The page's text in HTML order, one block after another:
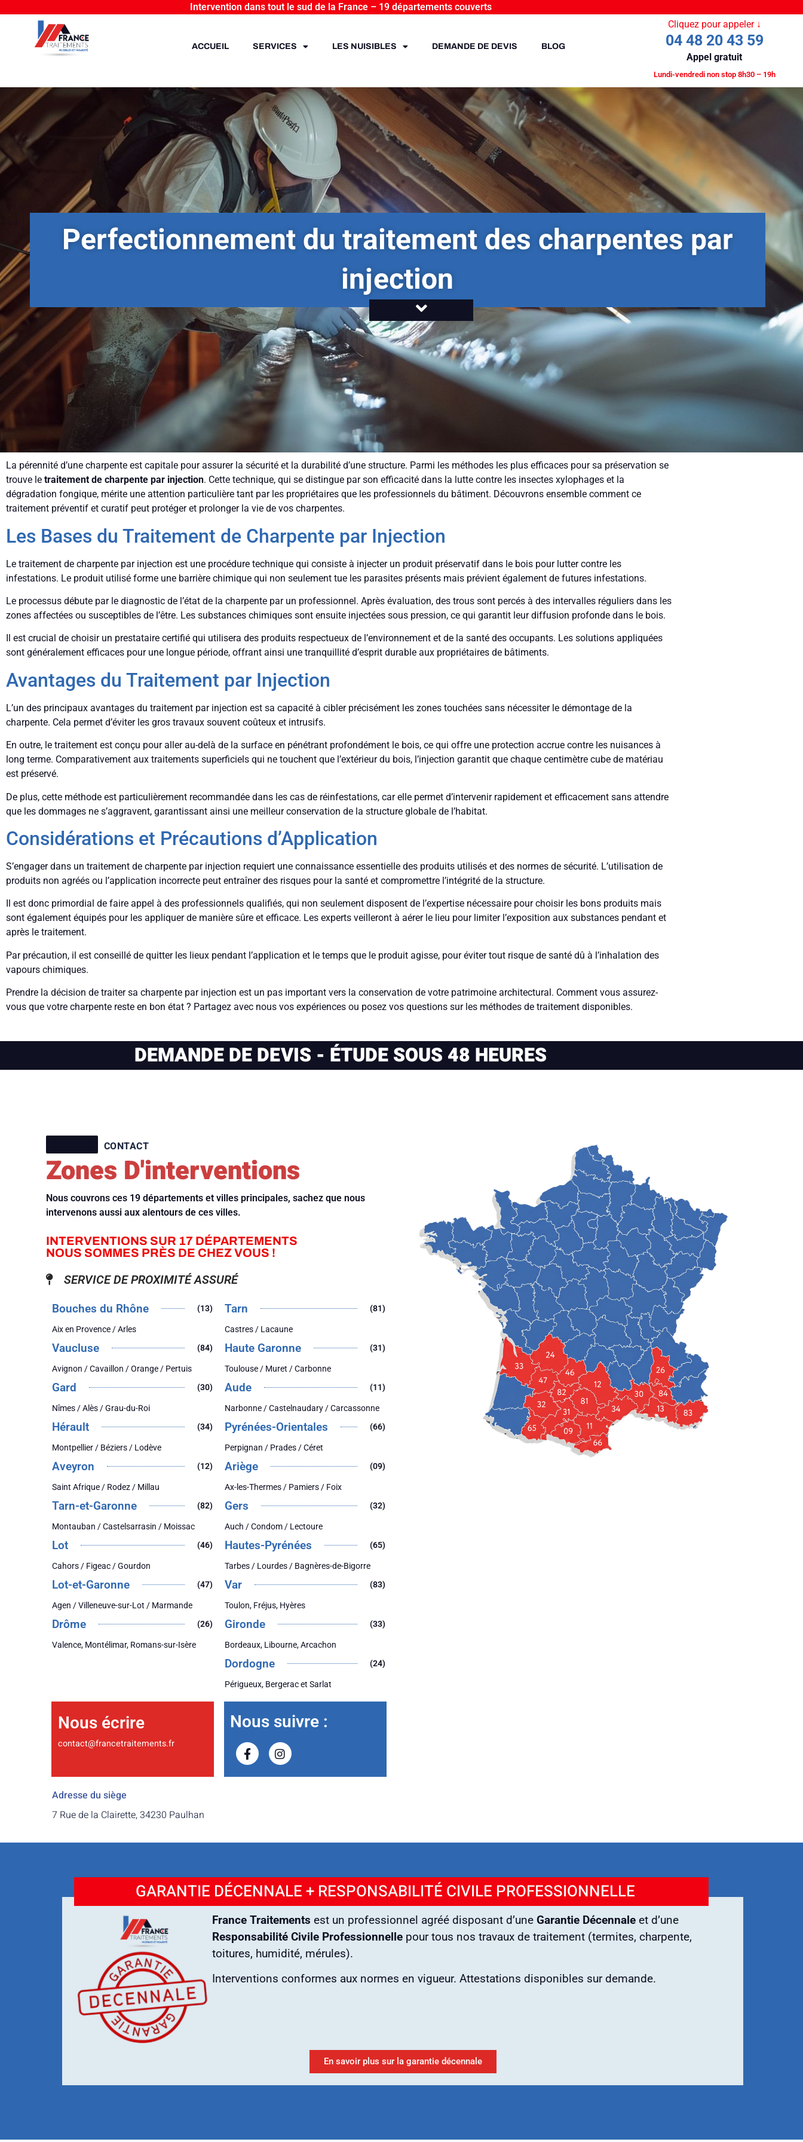
Intervention dans tout le sud de la France – 19 départements couverts
ACCUEIL SERVICES LES NUISIBLES DEMANDE DE DEVIS BLOG
Cliquez pour appeler ↓
04 48 20 43 59
Appel gratuit
Lundi-vendredi non stop 8h30 – 19h
Perfectionnement du traitement des charpentes par
injection
La pérennité d’une charpente est capitale pour assurer la sécurité et la durabilité d’une structure. Parmi les méthodes les plus efficaces pour sa préservation se
trouve le traitement de charpente par injection. Cette technique, qui se distingue par son efficacité dans la lutte contre les insectes xylophages et la
dégradation fongique, mérite une attention particulière tant par les propriétaires que les professionnels du bâtiment. Découvrons ensemble comment ce
traitement préventif et curatif peut protéger et prolonger la vie de vos charpentes.
Les Bases du Traitement de Charpente par Injection
Le traitement de charpente par injection est une procédure technique qui consiste à injecter un produit préservatif dans le bois pour lutter contre les
infestations. Le produit utilisé forme une barrière chimique qui non seulement tue les parasites présents mais prévient également de futures infestations.
Le processus débute par le diagnostic de l’état de la charpente par un professionnel. Après évaluation, des trous sont percés à des intervalles réguliers dans les
zones affectées ou susceptibles de l’être. Les substances chimiques sont ensuite injectées sous pression, ce qui garantit leur diffusion profonde dans le bois.
Il est crucial de choisir un prestataire certifié qui utilisera des produits respectueux de l’environnement et de la santé des occupants. Les solutions appliquées
sont généralement efficaces pour une longue période, offrant ainsi une tranquillité d’esprit durable aux propriétaires de bâtiments.
Avantages du Traitement par Injection
L’un des principaux avantages du traitement par injection est sa capacité à cibler précisément les zones touchées sans nécessiter le démontage de la
charpente. Cela permet d’éviter les gros travaux souvent coûteux et intrusifs.
En outre, le traitement est conçu pour aller au-delà de la surface en pénétrant profondément le bois, ce qui offre une protection accrue contre les nuisances à
long terme. Comparativement aux traitements superficiels qui ne touchent que l’extérieur du bois, l’injection garantit que chaque centimètre cube de matériau
est préservé.
De plus, cette méthode est particulièrement recommandée dans les cas de réinfestations, car elle permet d’intervenir rapidement et efficacement sans attendre
que les dommages ne s’aggravent, garantissant ainsi une meilleur conservation de la structure globale de l’habitat.
Considérations et Précautions d’Application
S’engager dans un traitement de charpente par injection requiert une connaissance essentielle des produits utilisés et des normes de sécurité. L’utilisation de
produits non agréés ou l’application incorrecte peut entraîner des risques pour la santé et compromettre l’intégrité de la structure.
Il est donc primordial de faire appel à des professionnels qualifiés, qui non seulement disposent de l’expertise nécessaire pour choisir les bons produits mais
sont également équipés pour les appliquer de manière sûre et efficace. Les experts veilleront à aérer le lieu pour limiter l’exposition aux substances pendant et
après le traitement.
Par précaution, il est conseillé de quitter les lieux pendant l’application et le temps que le produit agisse, pour éviter tout risque de santé dû à l’inhalation des
vapours chimiques.
Prendre la décision de traiter sa charpente par injection est un pas important vers la conservation de votre patrimoine architectural. Comment vous assurez-
vous que votre charpente reste en bon état ? Partagez avec nous vos expériences ou posez vos questions sur les méthodes de traitement disponibles.
DEMANDE DE DEVIS - ÉTUDE SOUS 48 HEURES
CONTACT
Zones D'interventions
Nous couvrons ces 19 départements et villes principales, sachez que nous
intervenons aussi aux alentours de ces villes.
INTERVENTIONS SUR 17 DÉPARTEMENTS
NOUS SOMMES PRÈS DE CHEZ VOUS !
SERVICE DE PROXIMITÉ ASSURÉ
Bouches du Rhône (13)
Aix en Provence / Arles
Vaucluse (84)
Avignon / Cavaillon / Orange / Pertuis
Gard (30)
Nîmes / Alès / Grau-du-Roi
Hérault (34)
Montpellier / Béziers / Lodève
Aveyron (12)
Saint Afrique / Rodez / Millau
Tarn-et-Garonne (82)
Montauban / Castelsarrasin / Moissac
Lot (46)
Cahors / Figeac / Gourdon
Lot-et-Garonne (47)
Agen / Villeneuve-sur-Lot / Marmande
Drôme (26)
Valence, Montélimar, Romans-sur-Isère
Tarn (81)
Castres / Lacaune
Haute Garonne (31)
Toulouse / Muret / Carbonne
Aude (11)
Narbonne / Castelnaudary / Carcassonne
Pyrénées-Orientales (66)
Perpignan / Prades / Céret
Ariège (09)
Ax-les-Thermes / Pamiers / Foix
Gers (32)
Auch / Condom / Lectoure
Hautes-Pyrénées (65)
Tarbes / Lourdes / Bagnères-de-Bigorre
Var (83)
Toulon, Fréjus, Hyères
Gironde (33)
Bordeaux, Libourne, Arcachon
Dordogne (24)
Périgueux, Bergerac et Sarlat
Nous écrire
contact@francetraitements.fr
Nous suivre :
Adresse du siège
7 Rue de la Clairette, 34230 Paulhan
GARANTIE DÉCENNALE + RESPONSABILITÉ CIVILE PROFESSIONNELLE
France Traitements est un professionnel agréé disposant d’uneGarantie Décennale et d’une
Responsabilité Civile Professionnelle pour tous nos travaux de traitement (termites, charpente,
toitures, humidité, mérules).
Interventions conformes aux normes en vigueur. Attestations disponibles sur demande.
En savoir plus sur la garantie décennale